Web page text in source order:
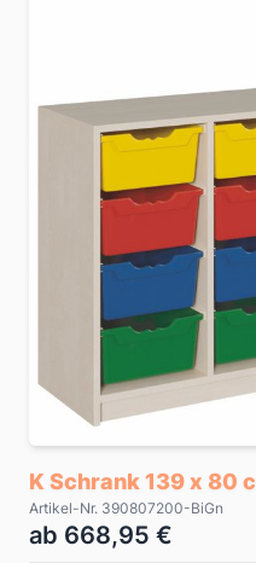
K Schrank 139 x 80
Artikel-Nr. 390807200-BiGn
ab 668,95 €